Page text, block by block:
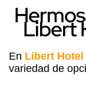
Libert
En Libert
variedad de